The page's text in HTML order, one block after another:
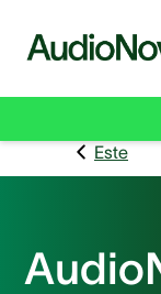
Este